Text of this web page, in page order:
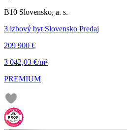
B10 Slovensko, a. s.
3 izbový byt Slovensko Predaj
209 900 €
3 042,03 €/m²
PREMIUM